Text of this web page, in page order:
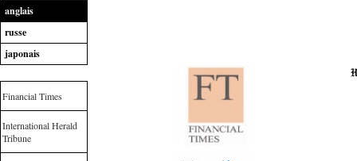
anglais
russe
japonais
Financial Times
International Herald
Tribune